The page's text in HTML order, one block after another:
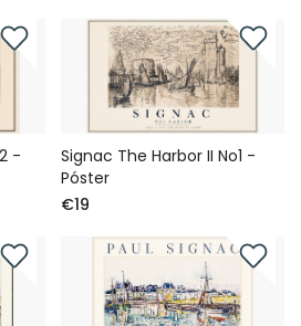
-
Signac The Harbor II No1 -
Póster
€19